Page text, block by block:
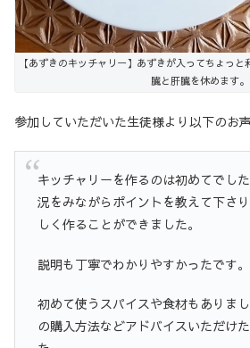
【あずきのキッチャリー】あずきが入ってちょっ
臓と肝臓を休めます。
参加していただいた生徒様より以下のお
キッチャリーを作るのは初めてでし
況をみながらポイントを教えて下さ
しく作ることができました。
説明も丁寧でわかりやすかったです。
初めて使うスパイスや食材もありま
の購入方法などアドバイスいただけ